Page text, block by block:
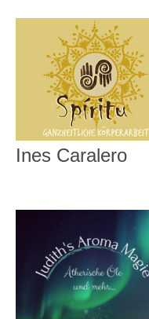
Ines Caralero